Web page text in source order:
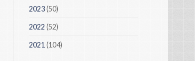
2023(50)
2022 (52)
2021 (104)